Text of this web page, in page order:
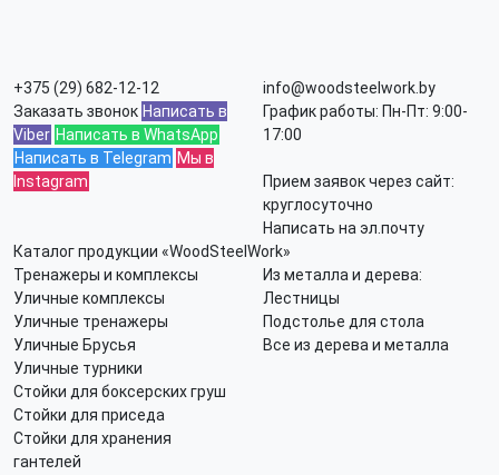
+375 (29) 682-12-12
Заказать звонок Написать в
Viber Написать в WhatsApp
Написать в Telegram Мы в
Instagram
info@woodsteelwork.by
График работы: Пн-Пт: 9:00-
17:00
Прием заявок через сайт:
круглосуточно
Написать на эл.почту
Каталог продукции «WoodSteelWork»
Тренажеры и комплексы
Уличные комплексы
Уличные тренажеры
Уличные Брусья
Уличные турники
Стойки для боксерских груш
Стойки для приседа
Стойки для хранения
гантелей
Из металла и дерева:
Лестницы
Подстолье для стола
Все из дерева и металла